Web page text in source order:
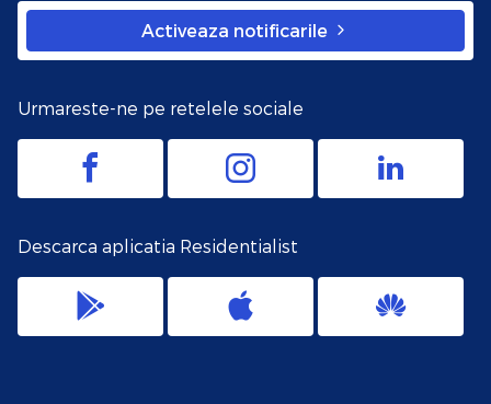
Activeaza notificarile
Urmareste-ne pe retelele sociale
Descarca aplicatia Residentialist